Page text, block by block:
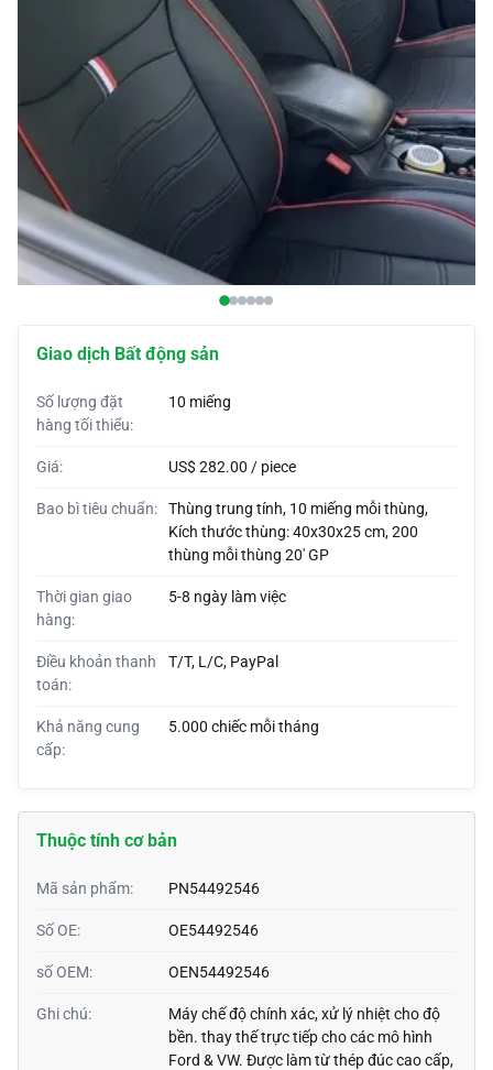
Bọc đầu xe
Bao bì xe hơi
Giao dịch Bất động sản
Số lượng đặt
hàng tối thiểu:
10 miếng
Giá: US$ 282.00 / piece
Bao bì tiêu chuẩn:
Thùng trung tính, 10 miếng mỗi thùng,
Kích thước thùng: 40x30x25 cm, 200
thùng mỗi thùng 20' GP
Thời gian giao
hàng:
5-8 ngày làm việc
Điều khoản thanh
toán:
T/T, L/C, PayPal
Khả năng cung
cấp:
5.000 chiếc mỗi tháng
Thuộc tính cơ bản
Mã sản phẩm: PN54492546
Số OE: OE54492546
số OEM: OEN54492546
Ghi chú:
Máy chế độ chính xác, xử lý nhiệt cho độ
bền. thay thế trực tiếp cho các mô hình
Ford & VW. Được làm từ thép đúc cao cấp,